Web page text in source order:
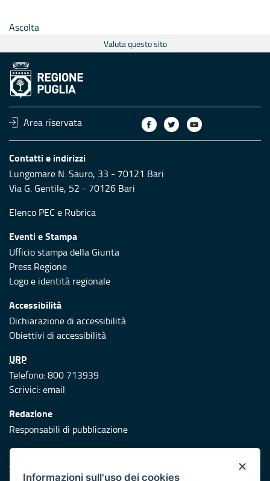
Ascolta
Valuta questo sito
Area riservata
Contatti e indirizzi
Lungomare N. Sauro, 33 - 70121 Bari
Via G. Gentile, 52 - 70126 Bari
Elenco PEC e Rubrica
Eventi e Stampa
Ufficio stampa della Giunta
Press Regione
Logo e identità regionale
Accessibilità
Dichiarazione di accessibilità
Obiettivi di accessibilità
URP
Telefono: 800 713939
Scrivici:email
Redazione
Responsabili di pubblicazione
Protezione civile
Vai al sito di Protezione Civile Puglia ×
Informazioni sull'uso dei cookies